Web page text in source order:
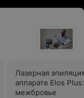
Лазерная
аппарате Elos Plus:
межбровье